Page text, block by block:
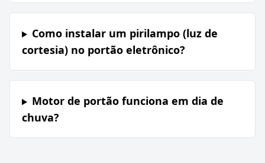
Como instalar um pirilampo (luz de
cortesia) no portão eletrônico?
Motor de portão funciona em dia de
chuva?